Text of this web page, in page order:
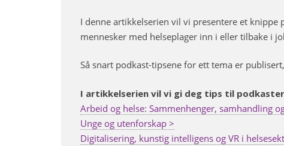
I denne artikkelserien vil vi presentere et
mennesker med helseplager inn i eller tilbake i
Så snart podkast-tipsene for ett tema er
I artikkelserien vil vi gi deg tips til
Arbeid og helse: Sammenhenger, samhandling
Unge og utenforskap >
Digitalisering, kunstig intelligens og VR i